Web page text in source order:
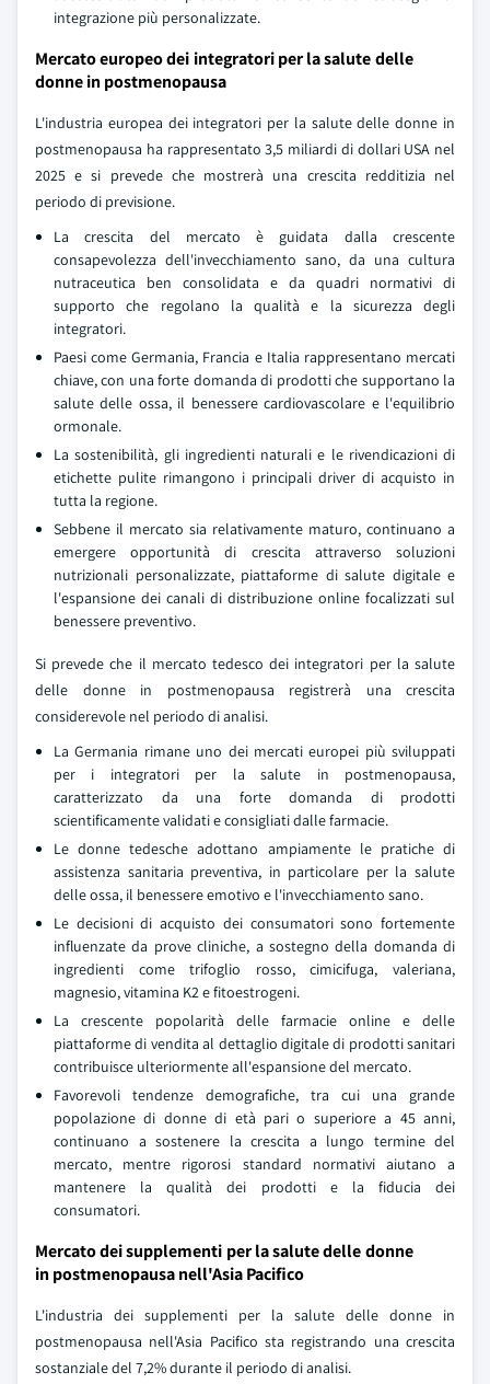
integrazione più personalizzate.
Mercato europeo dei integratori per la salute delle
donne in postmenopausa
L'industria europea dei integratori per la salute delle donne in
postmenopausa ha rappresentato 3,5 miliardi di dollari USA nel
2025 e si prevede che mostrerà una crescita redditizia nel
periodo di previsione.
La crescita del mercato è guidata dalla crescente
consapevolezza dell'invecchiamento sano, da una cultura
nutraceutica ben consolidata e da quadri normativi di
supporto che regolano la qualità e la sicurezza degli
integratori.
Paesi come Germania, Francia e Italia rappresentano mercati
chiave, con una forte domanda di prodotti che supportano la
salute delle ossa, il benessere cardiovascolare e l'equilibrio
ormonale.
La sostenibilità, gli ingredienti naturali e le rivendicazioni di
etichette pulite rimangono i principali driver di acquisto in
tutta la regione.
Sebbene il mercato sia relativamente maturo, continuano a
emergere opportunità di crescita attraverso soluzioni
nutrizionali personalizzate, piattaforme di salute digitale e
l'espansione dei canali di distribuzione online focalizzati sul
benessere preventivo.
Si prevede che il mercato tedesco dei integratori per la salute
delle donne in postmenopausa registrerà una crescita
considerevole nel periodo di analisi.
La Germania rimane uno dei mercati europei più sviluppati
per i integratori per la salute in postmenopausa,
caratterizzato da una forte domanda di prodotti
scientificamente validati e consigliati dalle farmacie.
Le donne tedesche adottano ampiamente le pratiche di
assistenza sanitaria preventiva, in particolare per la salute
delle ossa, il benessere emotivo e l'invecchiamento sano.
Le decisioni di acquisto dei consumatori sono fortemente
influenzate da prove cliniche, a sostegno della domanda di
ingredienti come trifoglio rosso, cimicifuga, valeriana,
magnesio, vitamina K2 e fitoestrogeni.
La crescente popolarità delle farmacie online e delle
piattaforme di vendita al dettaglio digitale di prodotti sanitari
contribuisce ulteriormente all'espansione del mercato.
Favorevoli tendenze demografiche, tra cui una grande
popolazione di donne di età pari o superiore a 45 anni,
continuano a sostenere la crescita a lungo termine del
mercato, mentre rigorosi standard normativi aiutano a
mantenere la qualità dei prodotti e la fiducia dei
consumatori.
Mercato dei supplementi per la salute delle donne
in postmenopausa nell'Asia Pacifico
L'industria dei supplementi per la salute delle donne in
postmenopausa nell'Asia Pacifico sta registrando una crescita
sostanziale del 7,2% durante il periodo di analisi.